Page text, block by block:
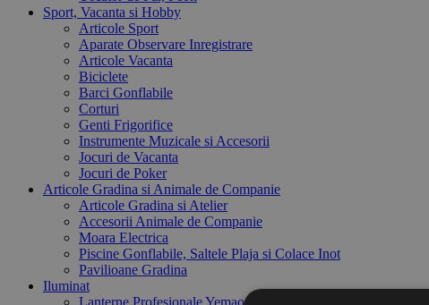
Sport, Vacanta si Hobby
Articole Sport
Aparate Observare Inregistrare
Articole Vacanta
Biciclete
Barci Gonflabile
Corturi
Genti Frigorifice
Instrumente Muzicale si Accesorii
Jocuri de Vacanta
Jocuri de Poker
Articole Gradina si Animale de Companie
Articole Gradina si Atelier
Accesorii Animale de Companie
Moara Electrica
Piscine Gonflabile, Saltele Plaja si Colace Inot
Pavilioane Gradina
Iluminat
Lanterne Profesionale Yemao